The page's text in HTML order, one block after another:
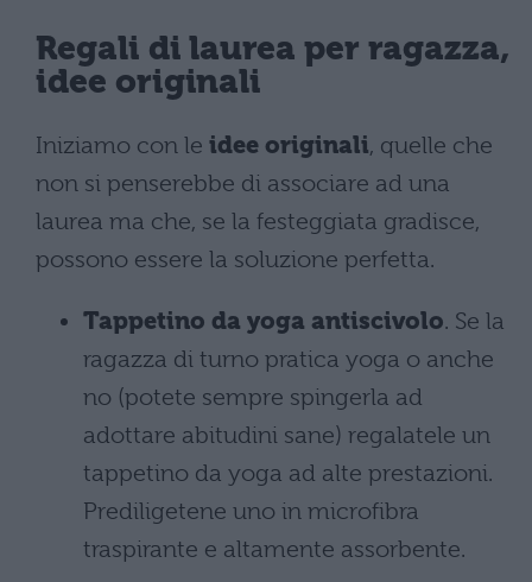
Regali di laurea per ragazza,
idee originali
Iniziamo con le idee originali, quelle che
non si penserebbe di associare ad una
laurea ma che, se la festeggiata gradisce,
possono essere la soluzione perfetta.
Tappetino da yoga antiscivolo. Se la
ragazza di turno pratica yoga o anche
no (potete sempre spingerla ad
adottare abitudini sane) regalatele un
tappetino da yoga ad alte prestazioni.
Prediligetene uno in microfibra
traspirante e altamente assorbente.